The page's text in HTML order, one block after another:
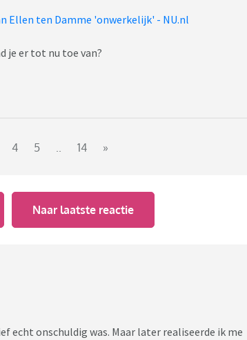
Ellen ten Damme 'onwerkelijk' - NU.nl
je er tot nu toe van?
4 5 .. 14 »
Naar laatste reactie
echt onschuldig was. Maar later realiseerde ik me